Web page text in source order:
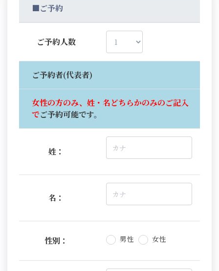
■ご予約
ご予約人数
ご予約者(代表者)
女性の方のみ、姓・名どちらかのみのご記入
でご予約可能です。
姓：
名：
性別： 男性 女性